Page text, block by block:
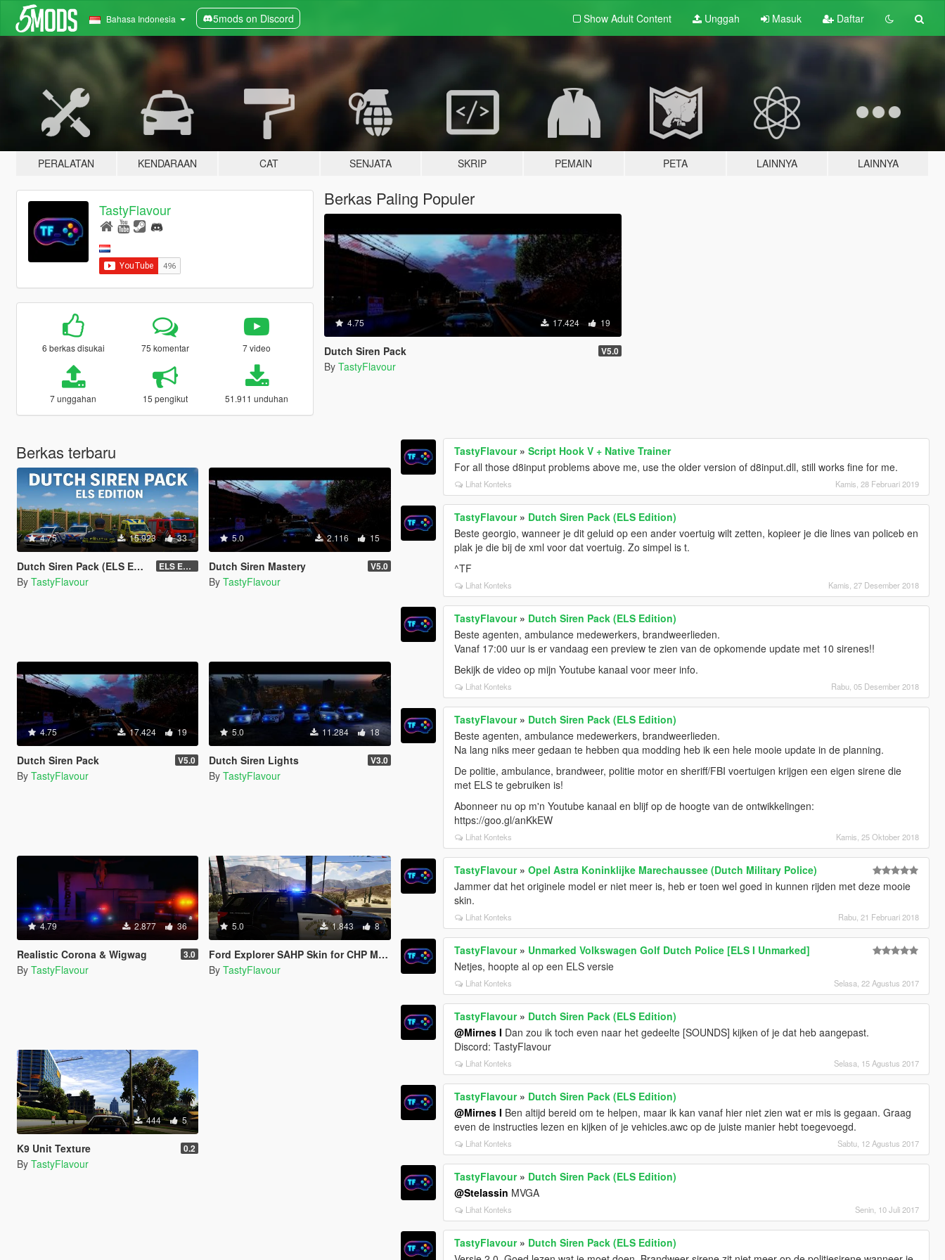
Bahasa Indonesia 5mods on Discord Show Adult Content Unggah Masuk Daftar
PERALATAN KENDARAAN CAT SENJATA SKRIP PEMAIN PETA LAINNYA LAINNYA
TastyFlavour
6 berkas disukai 75 komentar 7 video
7 unggahan 15 pengikut 51.911 unduhan
Berkas Paling Populer
4.75 17.424 19
Dutch Siren Pack V5.0
By TastyFlavour
Berkas terbaru
4.75 15.923 33
Dutch Siren Pack (ELS Edition) ELS EDITION
By TastyFlavour
5.0 2.116 15
Dutch Siren Mastery V5.0
By TastyFlavour
4.75 17.424 19
Dutch Siren Pack V5.0
By TastyFlavour
5.0 11.284 18
Dutch Siren Lights V3.0
By TastyFlavour
4.79 2.877 36
Realistic Corona & Wigwag 3.0
By TastyFlavour
5.0 1.843 8
Ford Explorer SAHP Skin for CHP Megapack
By TastyFlavour
444 5
K9 Unit Texture 0.2
By TastyFlavour
TastyFlavour»Script Hook V + Native Trainer
For all those d8input problems above me, use the older version of d8input.dll, still works fine for me.
Lihat Konteks Kamis, 28 Februari 2019
TastyFlavour» Dutch Siren Pack (ELS Edition)
Beste georgio, wanneer je dit geluid op een ander voertuig wilt zetten, kopieer je die lines van policeb en
plak je die bij de xml voor dat voertuig. Zo simpel is t.
^TF
Lihat Konteks Kamis, 27 Desember 2018
TastyFlavour» Dutch Siren Pack (ELS Edition)
Beste agenten, ambulance medewerkers, brandweerlieden.
Vanaf 17:00 uur is er vandaag een preview te zien van de opkomende update met 10 sirenes!!
Bekijk de video op mijn Youtube kanaal voor meer info.
Lihat Konteks Rabu, 05 Desember 2018
TastyFlavour» Dutch Siren Pack (ELS Edition)
Beste agenten, ambulance medewerkers, brandweerlieden.
Na lang niks meer gedaan te hebben qua modding heb ik een hele mooie update in de planning.
De politie, ambulance, brandweer, politie motor en sheriff/FBI voertuigen krijgen een eigen sirene die
met ELS te gebruiken is!
Abonneer nu op m'n Youtube kanaal en blijf op de hoogte van de ontwikkelingen:
https://goo.gl/anKkEW
Lihat Konteks Kamis, 25 Oktober 2018
TastyFlavour»Opel Astra Koninklijke Marechaussee (Dutch Military Police)
Jammer dat het originele model er niet meer is, heb er toen wel goed in kunnen rijden met deze mooie
skin.
Lihat Konteks Rabu, 21 Februari 2018
TastyFlavour» Unmarked Volkswagen Golf Dutch Police [ELS I Unmarked]
Netjes, hoopte al op een ELS versie
Lihat Konteks Selasa, 22 Agustus 2017
TastyFlavour» Dutch Siren Pack (ELS Edition)
@Mirnes I Dan zou ik toch even naar het gedeelte [SOUNDS] kijken of je dat heb aangepast.
Discord: TastyFlavour
Lihat Konteks Selasa, 15 Agustus 2017
TastyFlavour» Dutch Siren Pack (ELS Edition)
@Mirnes I Ben altijd bereid om te helpen, maar ik kan vanaf hier niet zien wat er mis is gegaan. Graag
even de instructies lezen en kijken of je vehicles.awc op de juiste manier hebt toegevoegd.
Lihat Konteks Sabtu, 12 Agustus 2017
TastyFlavour» Dutch Siren Pack (ELS Edition)
@Stelassin MVGA
Lihat Konteks Senin, 10 Juli 2017
TastyFlavour» Dutch Siren Pack (ELS Edition)